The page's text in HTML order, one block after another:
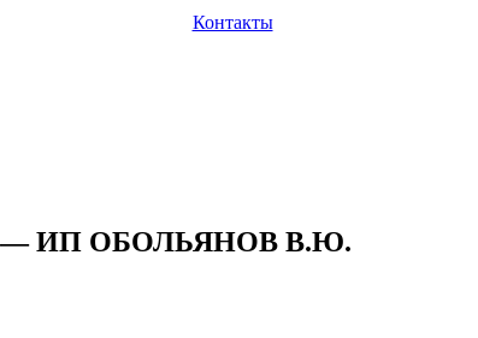
Контакты
ИП ОБОЛЬЯНОВ В.Ю.